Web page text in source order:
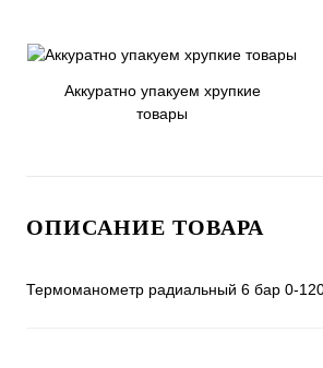
Аккуратно упакуем хрупкие
товары
ОПИСАНИЕ ТОВАРА
Термоманометр радиальный 6 бар 0-